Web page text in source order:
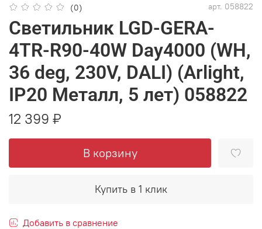
(0) арт. 058822
Светильник LGD-GERA-
4TR-R90-40W Day4000 (WH,
36 deg, 230V, DALI) (Arlight,
IP20 Металл, 5 лет) 058822
12 399 ₽
В корзину
Купить в 1 клик
Добавить в сравнение